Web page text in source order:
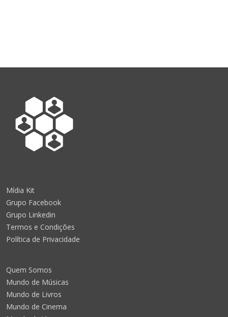
Mídia Kit
Grupo Facebook
Grupo Linkedin
Termos e Condições
Política de Privacidade
Quem Somos
Mundo de Músicas
Mundo de Livros
Mundo de Cinema